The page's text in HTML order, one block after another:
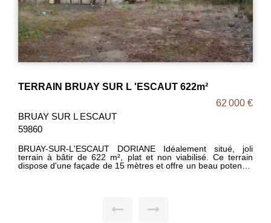
TERRAIN BRUAY SUR L 'ESCAUT 622m²
62 000 €
BRUAY SUR L ESCAUT
59860
BRUAY-SUR-L'ESCAUT DORIANE Idéalement situé, joli
terrain à bâtir de 622 m², plat et non viabilisé. Ce terrain
dispose d'une façade de 15 mètres et offre un beau potentiel
réserver votre parcelle ! MDT n°1922 Non soumis au DPE